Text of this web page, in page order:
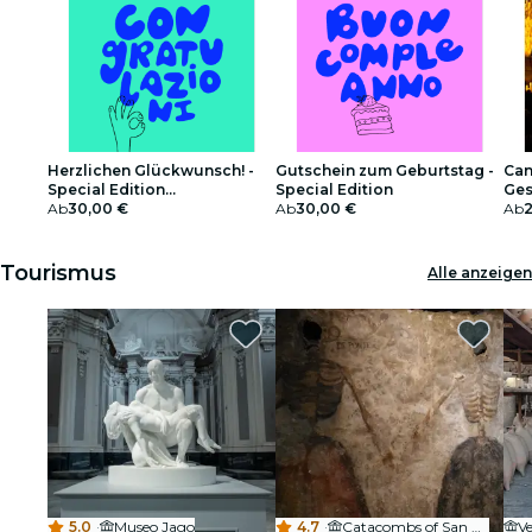
Herzlichen Glückwunsch! -
Special Edition
Geschenkgutschein
Ab30,00 €
Gutschein zum Geburtstag -
Special Edition
Ab30,00 €
Ab
Tourismus Alle anzeigen
5.0 ·
Museo Jago
4.7 ·
Catacombs of San Gaudioso